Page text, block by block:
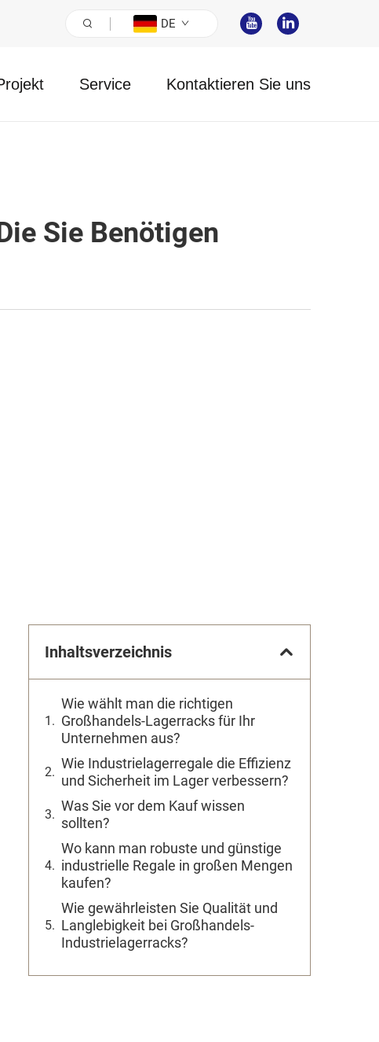
DE
Service Kontaktieren Sie uns
Sie Benötigen
Inhaltsverzeichnis
Wie wählt man die richtigen
Großhandels-Lagerracks für Ihr
Unternehmen aus?
Wie Industrielagerregale die Effizienz
und Sicherheit im Lager verbessern?
Was Sie vor dem Kauf wissen
sollten?
Wo kann man robuste und günstige
industrielle Regale in großen Mengen
kaufen?
Wie gewährleisten Sie Qualität und
Langlebigkeit bei Großhandels-
Industrielagerracks?